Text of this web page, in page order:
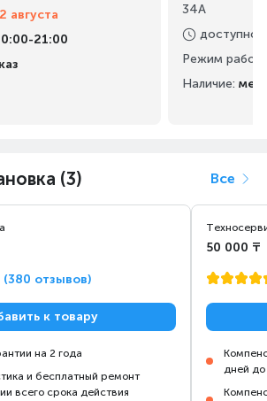
августа
21:00
34А
доступно
Режим
Наличие:
(3) Все
(380 отзывов)
к товару
на 2 года
и бесплатный ремонт
всего срока действия
50 000 ₸
дней до